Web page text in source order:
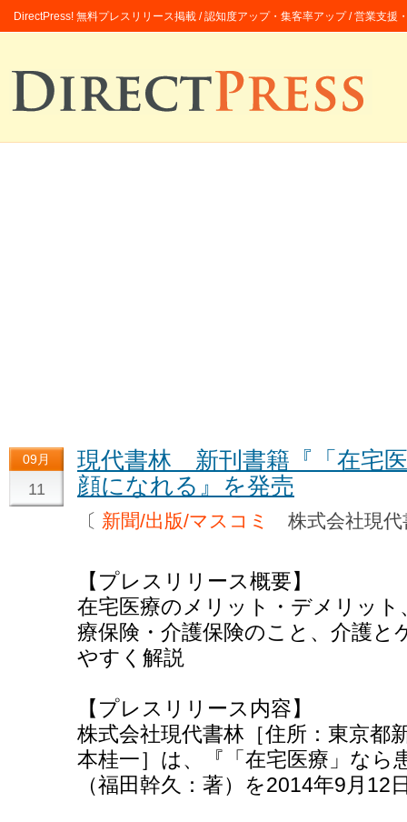
DirectPress! 無料プレスリリース掲載 / 認知度アップ・集客率アップ / 営業支援
09月
11
現代書林 新刊書籍『「在宅
顔になれる』を発売
〔 新聞/出版/マスコミ 株式会社現
【プレスリリース概要】
在宅医療のメリット・デメリット
療保険・介護保険のこと、介護
やすく解説
【プレスリリース内容】
株式会社現代書林［住所：東京都
本桂一］は、『「在宅医療」なら
（福田幹久：著）を2014年9月12